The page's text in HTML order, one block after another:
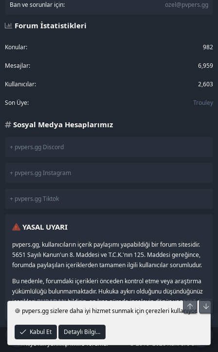
Ban ve sorunlar için: ozel@pvpers.gg
Forum İstatistikleri
Konular 982
Mesajlar 6,959
Kullanıcılar 2,603
Son Üye Trouley
Sosyal Medya Hesaplarımız
+ pvpers.gg Discord
+ pvpers.gg Instagram
+ pvpers.gg Tiktok
YASAL UYARI
pvpers.gg, kullanıcıların içerik paylaşımı yapabildiği bir forum sitesidir.
5651 Sayılı Kanun'un 8. Maddesi ve T.C.K.'nın 125. Maddesi gereğince,
forumda paylaşılan içeriklerden tamamen ilgili kullanıcılar sorumludur.
Bu nedenle, forumdaki içerikleri önceden kontrol etme veya araştırma
yükümlülüğü bulunmamaktadır. Hukuka aykırı olduğunu düşündüğünüz
içerikleriBURADANbildirin, en kısa sürede inceleyip dönüş yapacağız.
© 2024–2026 pvpers.gg •
Türkiye’nin yenilikçi MMO forumu.
© 2010–2026 XenForo Ltd.
🍪 pvpers.gg sizlere daha iyi hizmet sunmak için çerezleri kullanıyor.
Kabul Et Detaylı Bilgi…
Üst Alt